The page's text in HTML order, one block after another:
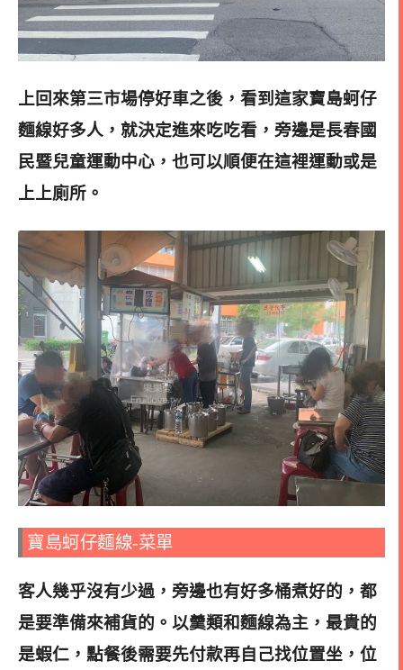
上回來第三市場停好車之後，看到這家寶島蚵仔
麵線好多人，就決定進來吃吃看，旁邊是長春國
民暨兒童運動中心，也可以順便在這裡運動或是
上上廁所。
寶島蚵仔麵線-菜單
客人幾乎沒有少過，旁邊也有好多桶煮好的，都
是要準備來補貨的。以羹類和麵線為主，最貴的
是蝦仁，點餐後需要先付款再自己找位置坐，位